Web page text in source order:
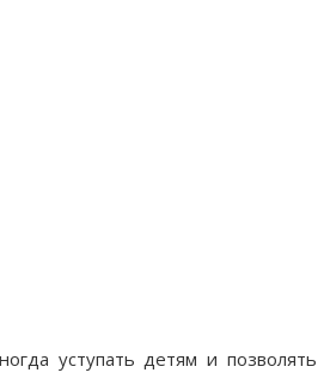
уступать детям и